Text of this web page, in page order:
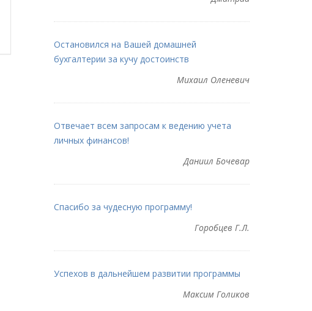
Остановился на Вашей домашней
бухгалтерии за кучу достоинств
Михаил Оленевич
Отвечает всем запросам к ведению учета
личных финансов!
Даниил Бочевар
Спасибо за чудесную программу!
Горобцев Г.Л.
Успехов в дальнейшем развитии программы
Максим Голиков